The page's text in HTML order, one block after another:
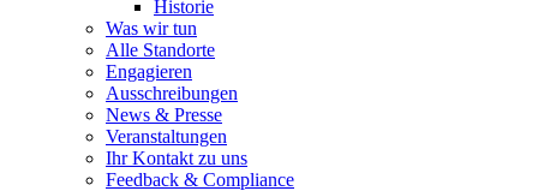
Historie
Was wir tun
Alle Standorte
Engagieren
Ausschreibungen
News & Presse
Veranstaltungen
Ihr Kontakt zu uns
Feedback & Compliance